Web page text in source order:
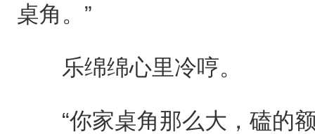
桌角。”
乐绵绵心里冷哼。
“你家桌角那么大，磕的额